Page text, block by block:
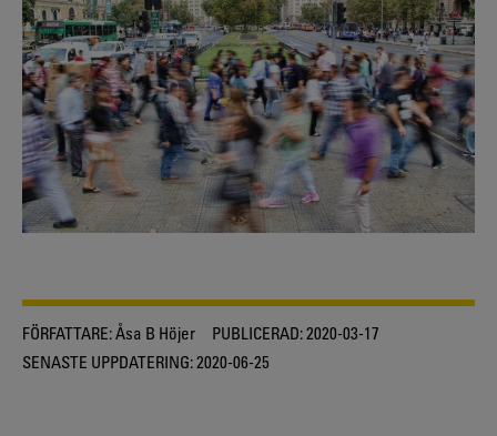
FÖRFATTARE:Åsa B Höjer PUBLICERAD:2020-03-17
SENASTE UPPDATERING:2020-06-25